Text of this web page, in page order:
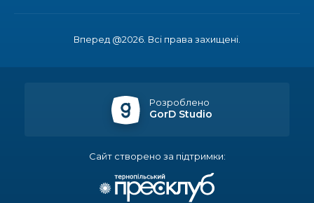
спецрахунки
Іпотеку для ВПО спростили, але з одним
Перемога бахмутян на фіналі Кубка України з
легкоатлетичних метань
Вперед @2026. Всі права захищені.
Розроблено
GorD Studio
Сайт створено за підтримки: